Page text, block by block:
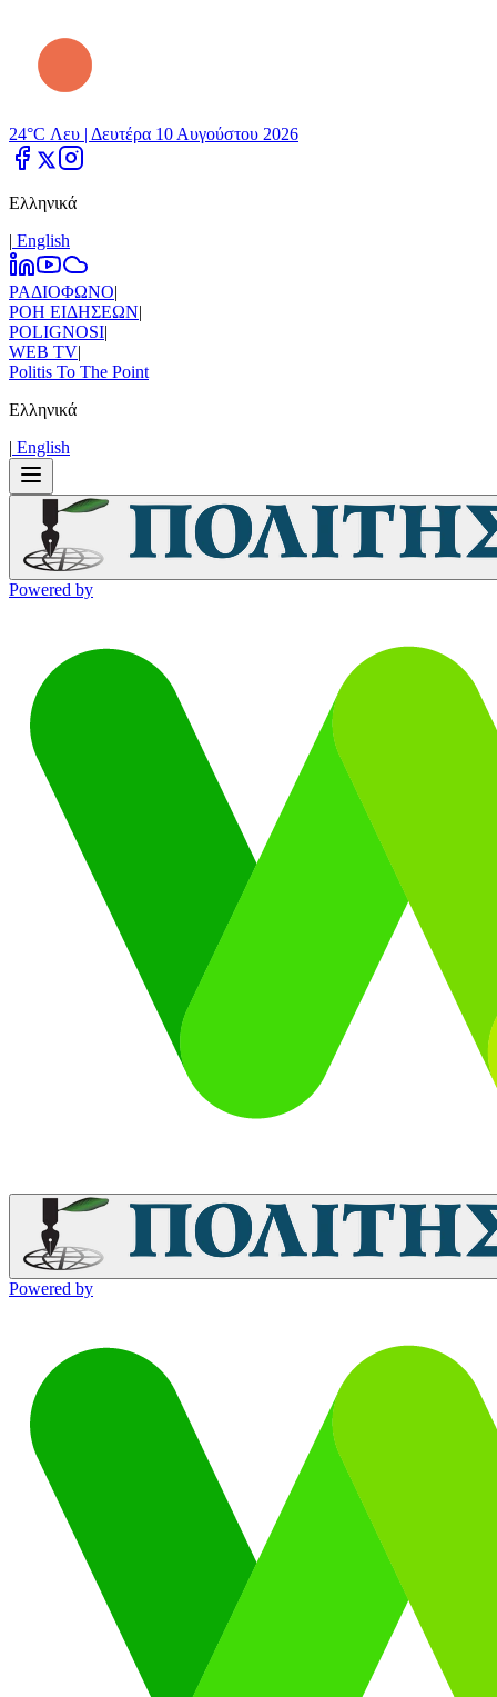
24°C Λευ | Δευτέρα 10 Αυγούστου 2026
Ελληνικά
| Εnglish
ΡΑΔΙΟΦΩΝΟ|
ΡΟΗ ΕΙΔΗΣΕΩΝ|
POLIGNOSI|
WEB TV|
Politis To The Point
Ελληνικά
| Εnglish
Powered by
Powered by